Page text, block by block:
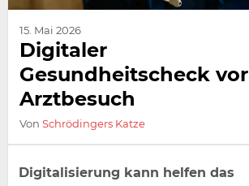
15. Mai 2026
Digitaler
Gesundheitscheck vor
Arztbesuch
Von Schrödingers Katze
Digitalisierung kann helfen das